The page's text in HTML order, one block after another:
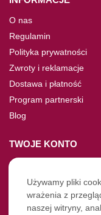
O nas
Regulamin
Polityka prywatności
Zwroty i reklamacje
Dostawa i płatność
Program partnerski
Blog
TWOJE KONTO
Moje konto
Nie pamiętasz hasła?
Twoje zamówienia
Używamy pliki
wrażenia z
naszej witryny,